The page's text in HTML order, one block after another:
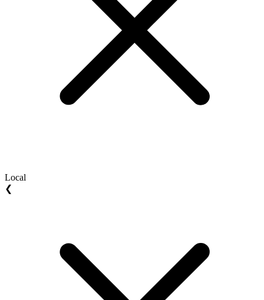
Local
❮